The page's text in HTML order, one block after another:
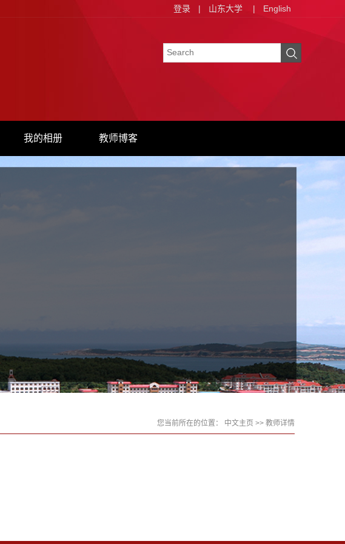
登录 | 山东大学 | English
我的相册 教师博客
您当前所在的位置： 中文主页 >> 教师详情